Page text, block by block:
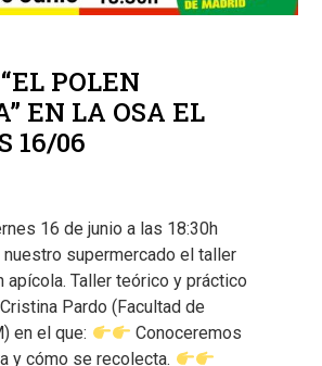
POLEN
EN LA OSA EL
16/06
16 de junio a las 18:30h
supermercado el taller
apícola. Taller teórico y práctico
Pardo (Facultad de
en el que:
Conoceremos
y cómo se recolecta.